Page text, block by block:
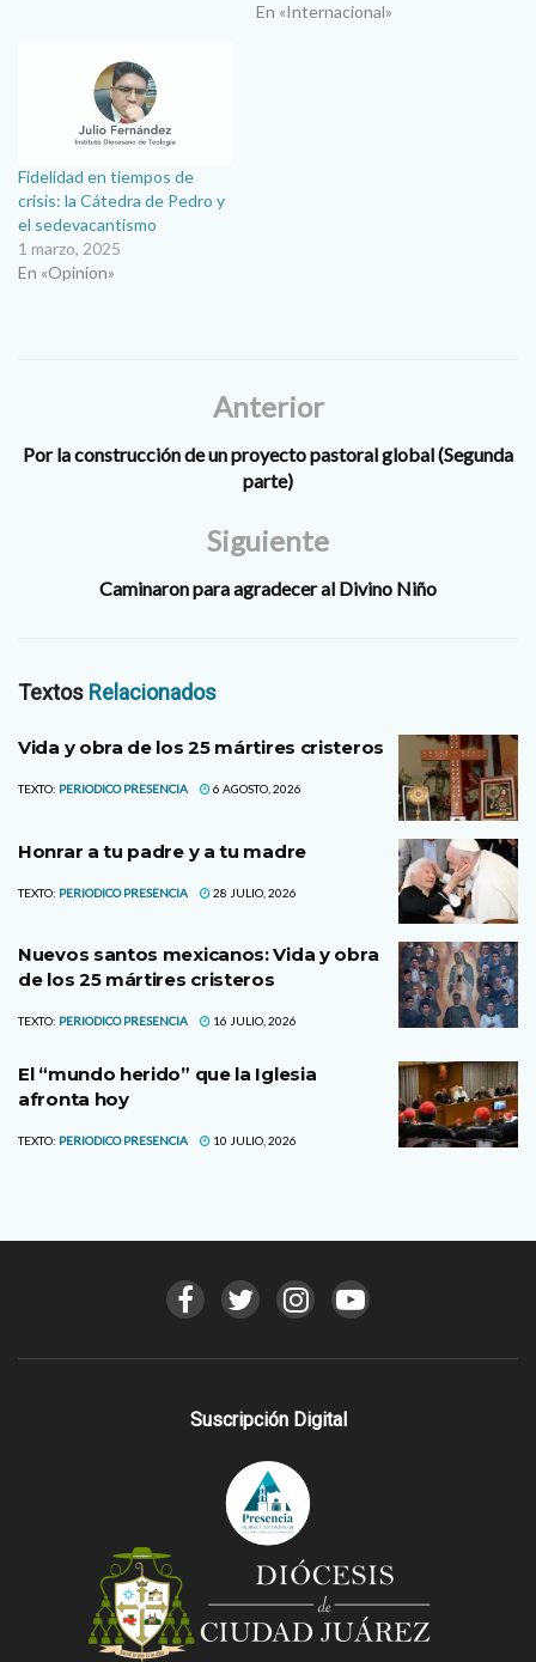
domingo con Fidel Castro,
En «Internacional»
Fidelidad en tiempos de
crisis: la Cátedra de Pedro y
el sedevacantismo
1 marzo, 2025
En «Opinion»
Anterior
Por la construcción de un proyecto pastoral global (Segunda
parte)
Siguiente
Caminaron para agradecer al Divino Niño
Textos Relacionados
Vida y obra de los 25 mártires cristeros
TEXTO: PERIODICO PRESENCIA 6 AGOSTO, 2026
Honrar a tu padre y a tu madre
TEXTO: PERIODICO PRESENCIA 28 JULIO, 2026
Nuevos santos mexicanos: Vida y obra
de los 25 mártires cristeros
TEXTO: PERIODICO PRESENCIA 16 JULIO, 2026
El “mundo herido” que la Iglesia
afronta hoy
TEXTO: PERIODICO PRESENCIA 10 JULIO, 2026
Suscripción Digital